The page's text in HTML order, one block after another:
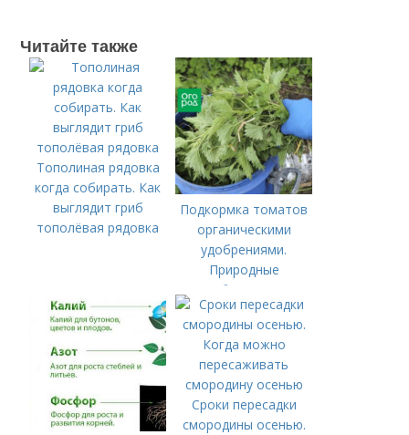
Читайте также
Тополиная рядовка
когда собирать. Как
выглядит гриб
тополёвая рядовка
Подкормка томатов
органическими
удобрениями.
Природные
удобрения для
подкормки "по листу"
Сроки пересадки
смородины осенью.